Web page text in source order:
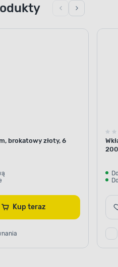
brokatowy złoty, 6
Kup teraz